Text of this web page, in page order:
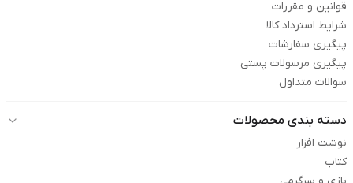
قوانین و مقررات
شرایط استرداد کالا
پیگیری سفارشات
پیگیری مرسولات پستی
سوالات متداول
دسته بندی محصولات
نوشت افزار
کتاب